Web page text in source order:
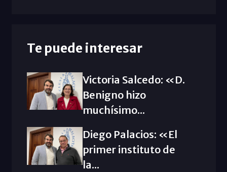
Te puede interesar
Victoria Salcedo: «D.
Benigno hizo
muchísimo...
Diego Palacios: «El
primer instituto de
la...